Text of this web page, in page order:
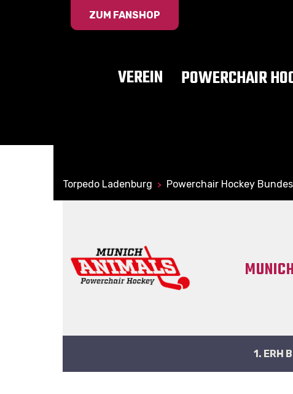
ZUM FANSHOP
VEREIN POWERCHAIR
Torpedo Ladenburg > Powerchair Hockey
1. ERH